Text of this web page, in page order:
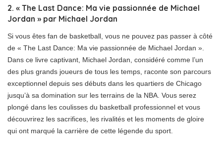
2. « The Last Dance: Ma vie passionnée de Michael
Jordan » par Michael Jordan
Si vous êtes fan de basketball, vous ne pouvez pas passer à côté
de « The Last Dance: Ma vie passionnée de Michael Jordan ».
Dans ce livre captivant, Michael Jordan, considéré comme l’un
des plus grands joueurs de tous les temps, raconte son parcours
exceptionnel depuis ses débuts dans les quartiers de Chicago
jusqu’à sa domination sur les terrains de la NBA. Vous serez
plongé dans les coulisses du basketball professionnel et vous
découvrirez les sacrifices, les rivalités et les moments de gloire
qui ont marqué la carrière de cette légende du sport.